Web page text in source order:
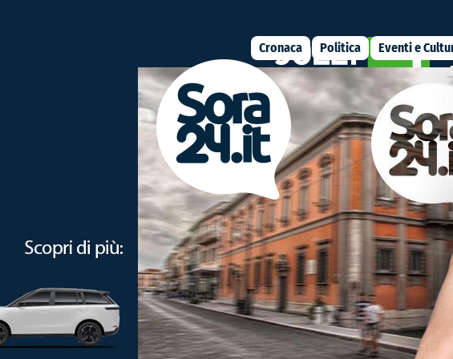
Cronaca Politica Eventi e